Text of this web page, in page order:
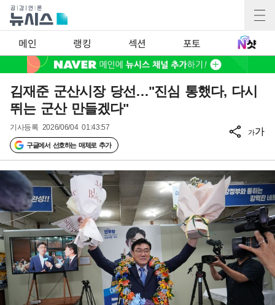
메인 랭킹 섹션 포토
김재준 군산시장 당선…"진심 통했다, 다시
뛰는 군산 만들겠다"
기사등록 2026/06/04 01:43:57
구글에서 선호하는 매체로 추가
가가